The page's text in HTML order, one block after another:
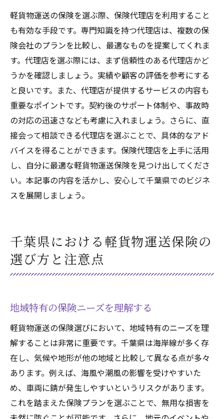
軽貨物運送の保険を選ぶ際、保険代理店を利用すること
も有効な手段です。専門知識を持つ代理店は、複数の保
険会社のプランを比較し、最適なものを提案してくれま
す。代理店を選ぶ際には、まず信頼性のある代理店かど
うかを確認しましょう。実績や顧客の評価を参考にする
と良いです。また、代理店が提供するサービスの内容も
重要なポイントです。契約後のサポート体制や、事故時
の対応の迅速さなども考慮に入れましょう。さらに、直
接会って相談できる代理店を選ぶことで、具体的なアド
バイスを得ることができます。保険代理店を上手に活用
し、自分に最適な軽貨物運送保険を見つけ出してくださ
い。本記事の内容を活かし、安心して千葉県でのビジネ
スを展開しましょう。
千葉県における軽貨物運送保険の
選び方と注意点
地域特有の保険ニーズを理解する
軽貨物運送の保険選びにおいて、地域特有のニーズを理
解することは非常に重要です。千葉県は海岸線が多く存
在し、気候や地形が他の地域と比較して異なる点が多々
あります。例えば、海風や潮風の影響を受けやすいた
め、車両に錆が発生しやすいというリスクがあります。
これを踏まえた保険プランを選ぶことで、無用な損害を